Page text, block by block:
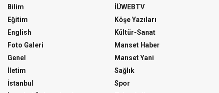
Bilim
Eğitim
English
Foto Galeri
Genel
İletim
İstanbul
İÜWEBTV
Köşe Yazıları
Kültür-Sanat
Manset Haber
Manset Yani
Sağlık
Spor